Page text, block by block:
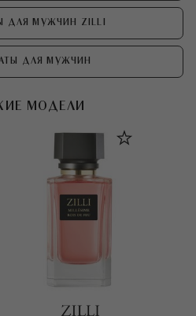
ДЛЯ МУЖЧИН ZILLI
ДЛЯ МУЖЧИН
МОДЕЛИ